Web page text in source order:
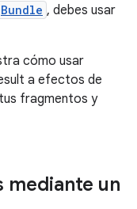
Bundle , debes usar
cómo usar
a efectos de
fragmentos y
un